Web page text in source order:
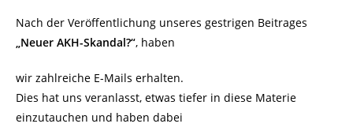
Nach der Veröffentlichung unseres gestrigen Beitrages
„Neuer AKH-Skandal?“, haben
wir zahlreiche E-Mails erhalten.
Dies hat uns veranlasst, etwas tiefer in diese Materie
einzutauchen und haben dabei